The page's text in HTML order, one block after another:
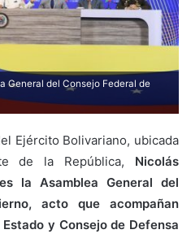
General del Consejo Federal de
Ejército Bolivariano, ubicada
de la República, Nicolás
la Asamblea General del
acto que acompañan
y Consejo de Defensa